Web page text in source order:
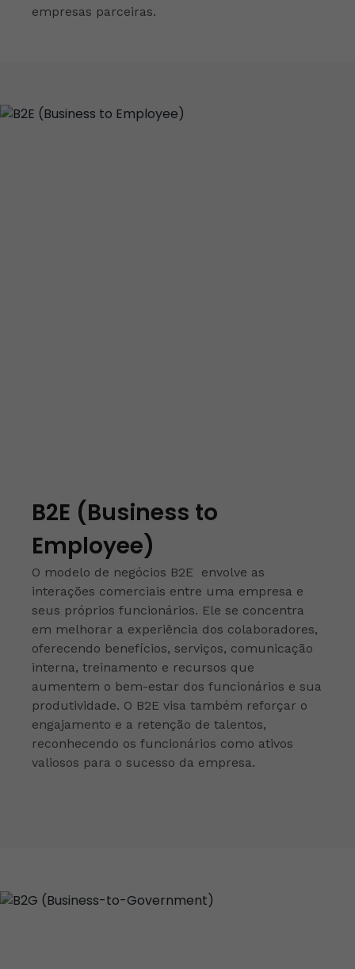
empresas parceiras.
B2E (Business to
Employee)
O modelo de negócios B2E envolve as
interações comerciais entre uma empresa e
seus próprios funcionários. Ele se concentra
em melhorar a experiência dos colaboradores,
oferecendo benefícios, serviços, comunicação
interna, treinamento e recursos que
aumentem o bem-estar dos funcionários e sua
produtividade. O B2E visa também reforçar o
engajamento e a retenção de talentos,
reconhecendo os funcionários como ativos
valiosos para o sucesso da empresa.